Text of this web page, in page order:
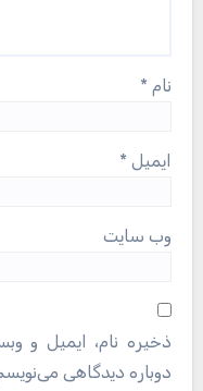
نام *
ایمیل *
وب‌ سایت
ذخیره نام، ایمیل و
دوباره دیدگاهی